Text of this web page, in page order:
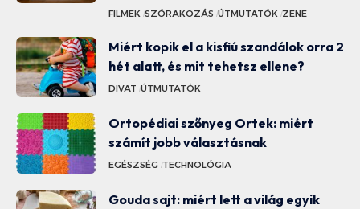
FILMEK SZÓRAKOZÁS ÚTMUTATÓK ZENE
Miért kopik el a kisfiú szandálok orra 2
hét alatt, és mit tehetsz ellene?
DIVAT ÚTMUTATÓK
Ortopédiai szőnyeg Ortek: miért
számít jobb választásnak
EGÉSZSÉG TECHNOLÓGIA
Gouda sajt: miért lett a világ egyik